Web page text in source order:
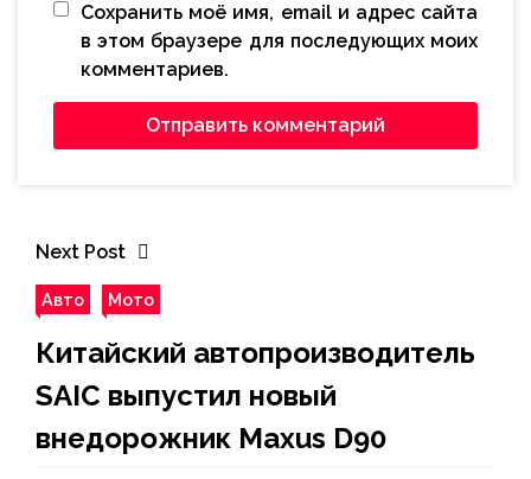
Сохранить моё имя, email и адрес сайта
в этом браузере для последующих моих
комментариев.
Next Post
Авто Мото
Китайский автопроизводитель
SAIC выпустил новый
внедорожник Maxus D90